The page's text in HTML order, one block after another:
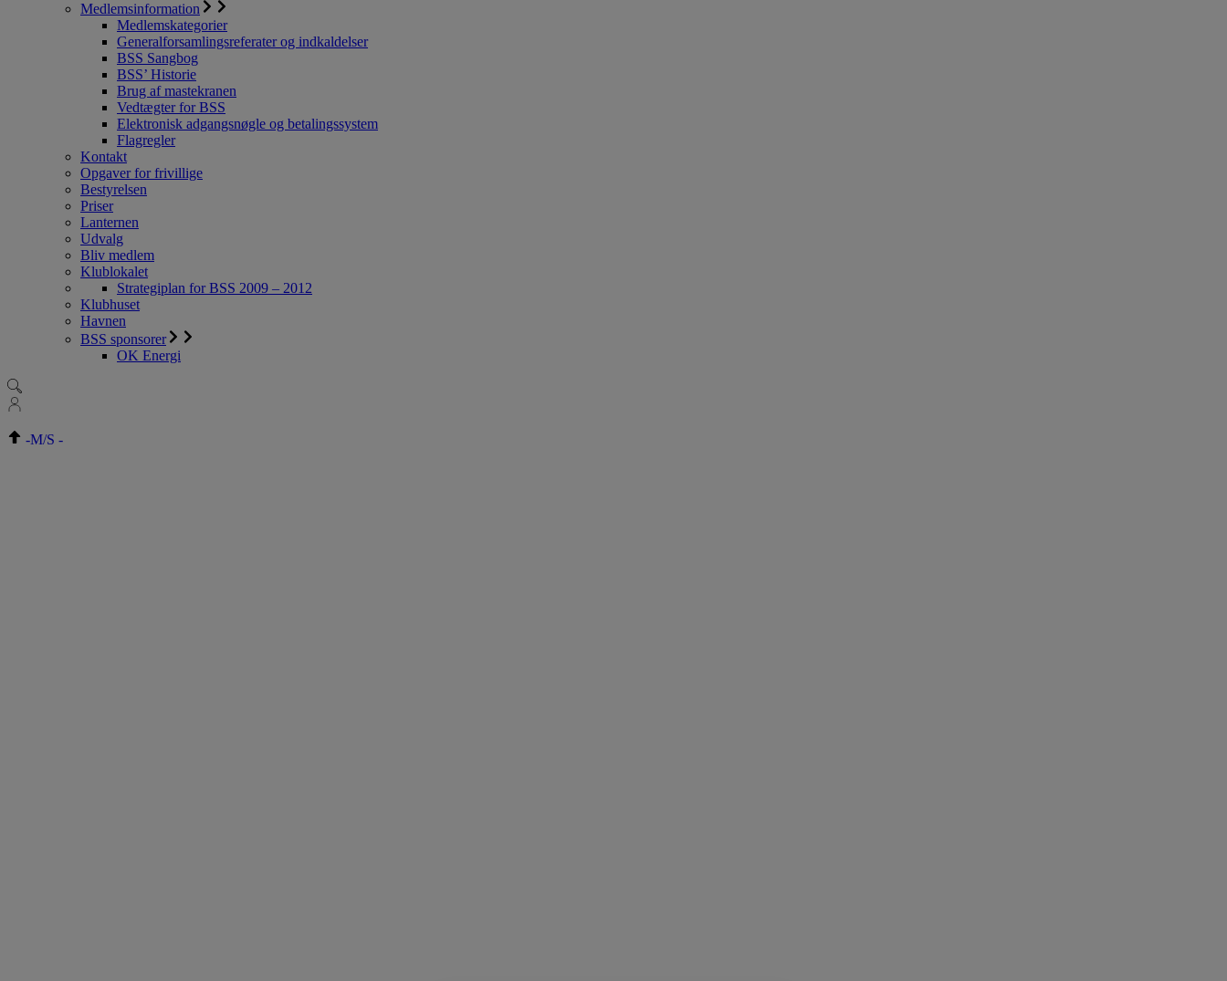
Medlemsinformation
Medlemskategorier
Generalforsamlingsreferater og indkaldelser
BSS Sangbog
BSS’ Historie
Brug af mastekranen
Vedtægter for BSS
Elektronisk adgangsnøgle og betalingssystem
Flagregler
Kontakt
Opgaver for frivillige
Bestyrelsen
Priser
Lanternen
Udvalg
Bliv medlem
Klublokalet
Strategiplan for BSS 2009 – 2012
Klubhuset
Havnen
BSS sponsorer
OK Energi
-M/S -